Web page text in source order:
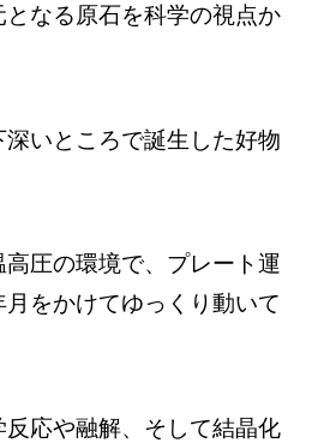
なる原石を科学の視点か
いところで誕生した好物
圧の環境で、プレート運
をかけてゆっくり動いて
応や融解、そして結晶化